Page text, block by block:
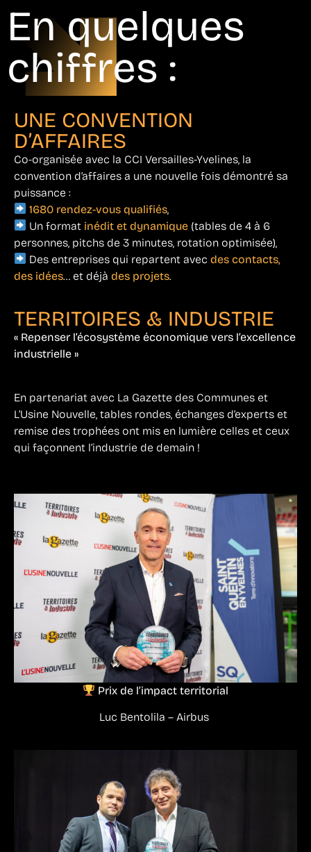
En quelques
chiffres :
UNE CONVENTION
D’AFFAIRES
Co-organisée avec la CCI Versailles-Yvelines, la
convention d’affaires a une nouvelle fois démontré sa
puissance :
1680 rendez-vous qualifiés,
Un format inédit et dynamique (tables de 4 à 6
personnes, pitchs de 3 minutes, rotation optimisée),
Des entreprises qui repartent avecdes contacts,
des idées… et déjà des projets.
TERRITOIRES & INDUSTRIE
« Repenser l’écosystème économique vers l’excellence
industrielle »
En partenariat avec La Gazette des Communes et
L’Usine Nouvelle, tables rondes, échanges d’experts et
remise des trophées ont mis en lumière celles et ceux
qui façonnent l’industrie de demain !
Prix de l’impact territorial
Luc Bentolila – Airbus